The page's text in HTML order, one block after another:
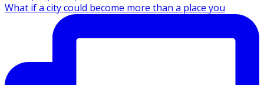
What if a city could become more than a place you